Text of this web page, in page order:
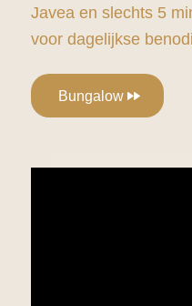
Javea en slechts 5
voor dagelijkse
Bungalow